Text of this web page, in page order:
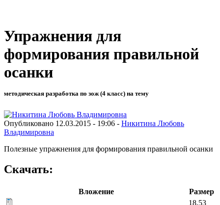
Упражнения для
формирования правильной
осанки
методическая разработка по зож (4 класс) на тему
Опубликовано 12.03.2015 - 19:06 - Никитина Любовь
Владимировна
Полезные упражнения для формирования правильной осанки
Скачать:
Вложение Размер
18.53